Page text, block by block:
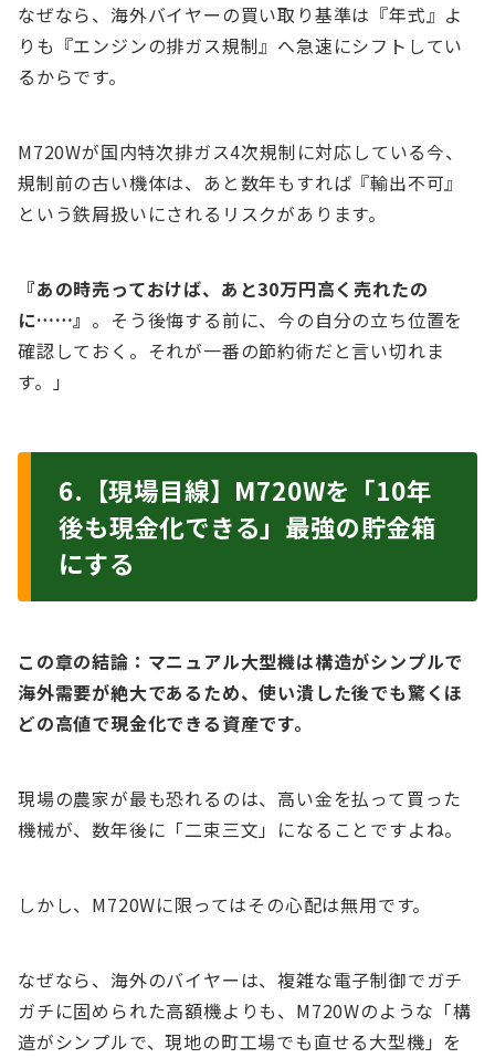
なぜなら、海外バイヤーの買い取り基準は『年式』よ
りも『エンジンの排ガス規制』へ急速にシフトしてい
るからです。
M720Wが国内特次排ガス4次規制に対応している今、
規制前の古い機体は、あと数年もすれば『輸出不可』
という鉄屑扱いにされるリスクがあります。
『あの時売っておけば、あと30万円高く売れたの
に……』 。そう後悔する前に、今の自分の立ち位置を
確認しておく。それが一番の節約術だと言い切れま
す。」
6.【現場目線】M720Wを「10年
後も現金化できる」最強の貯金箱
にする
この章の結論：マニュアル大型機は構造がシンプルで
海外需要が絶大であるため、使い潰した後でも驚くほ
どの高値で現金化できる資産です。
現場の農家が最も恐れるのは、高い金を払って買った
機械が、数年後に「二束三文」になることですよね。
しかし、M720Wに限ってはその心配は無用です。
なぜなら、海外のバイヤーは、複雑な電子制御でガチ
ガチに固められた高額機よりも、M720Wのような「構
造がシンプルで、現地の町工場でも直せる大型機」を